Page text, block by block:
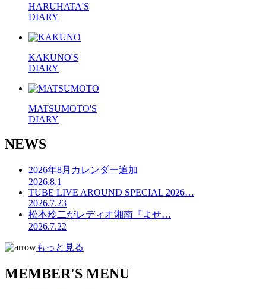
HARUHATA'S
DIARY
KAKUNO'S
DIARY
MATSUMOTO'S
DIARY
NEWS
2026年8月カレンダー追加
2026.8.1
TUBE LIVE AROUND SPECIAL 2026…
2026.7.23
松本玲二がレディオ湘南『よせ…
2026.7.22
もっと見る
MEMBER'S MENU